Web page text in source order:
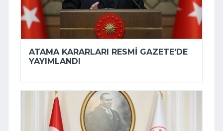
ATAMA KARARLARI RESMI GAZETE'DE
YAYIMLANDI